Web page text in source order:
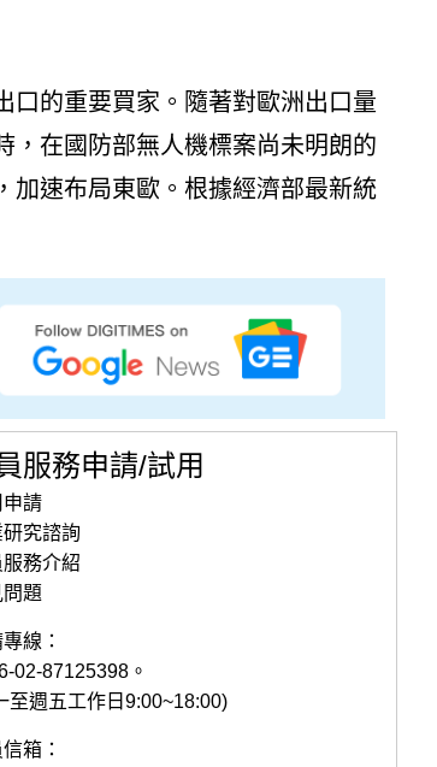
口的重要買家。隨著對歐洲出口量
，在國防部無人機標案尚未明朗的
加速布局東歐。根據經濟部最新統
服務申請/試用
請
研究諮詢
務介紹
題
線：
02-87125398。
至週五工作日9:00~18:00)
箱：